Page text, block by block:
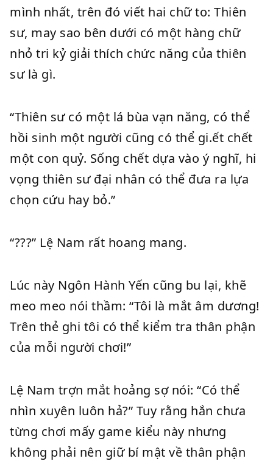
mình nhất, trên đó viết hai chữ to: Thiên
sư, may sao bên dưới có một hàng chữ
nhỏ tri kỷ giải thích chức năng của thiên
sư là gì.
“Thiên sư có một lá bùa vạn năng, có thể
hồi sinh một người cũng có thể gi.ết chết
một con quỷ. Sống chết dựa vào ý nghĩ, hi
vọng thiên sư đại nhân có thể đưa ra lựa
chọn cứu hay bỏ.”
“???” Lệ Nam rất hoang mang.
Lúc này Ngôn Hành Yến cũng bu lại, khẽ
meo meo nói thầm: “Tôi là mắt âm dương!
Trên thẻ ghi tôi có thể kiểm tra thân phận
của mỗi người chơi!”
Lệ Nam trợn mắt hoảng sợ nói: “Có thể
nhìn xuyên luôn hả?” Tuy rằng hắn chưa
từng chơi mấy game kiểu này nhưng
không phải nên giữ bí mật về thân phận